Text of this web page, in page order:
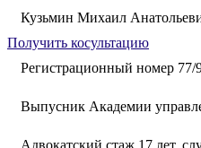
Кузьмин Михаил
Получить косультацию
Регистрационный номер 77/
Выпусник Академии
Адвокатский стаж 17 лет,